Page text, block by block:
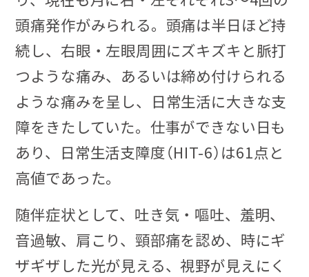
頭痛発作がみられる。頭痛は半日ほど持
続し、右眼・左眼周囲にズキズキと脈打
つような痛み、あるいは締め付けられる
ような痛みを呈し、日常生活に大きな支
障をきたしていた。仕事ができない日も
あり、日常生活支障度（HIT-6）は61点と
高値であった。
随伴症状として、吐き気・嘔吐、羞明、
音過敏、肩こり、頸部痛を認め、時にギ
ザギザした光が見える、視野が見えにく